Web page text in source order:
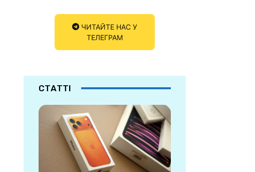
ЧИТАЙТЕ НАС У
ТЕЛЕГРАМ
СТАТТІ